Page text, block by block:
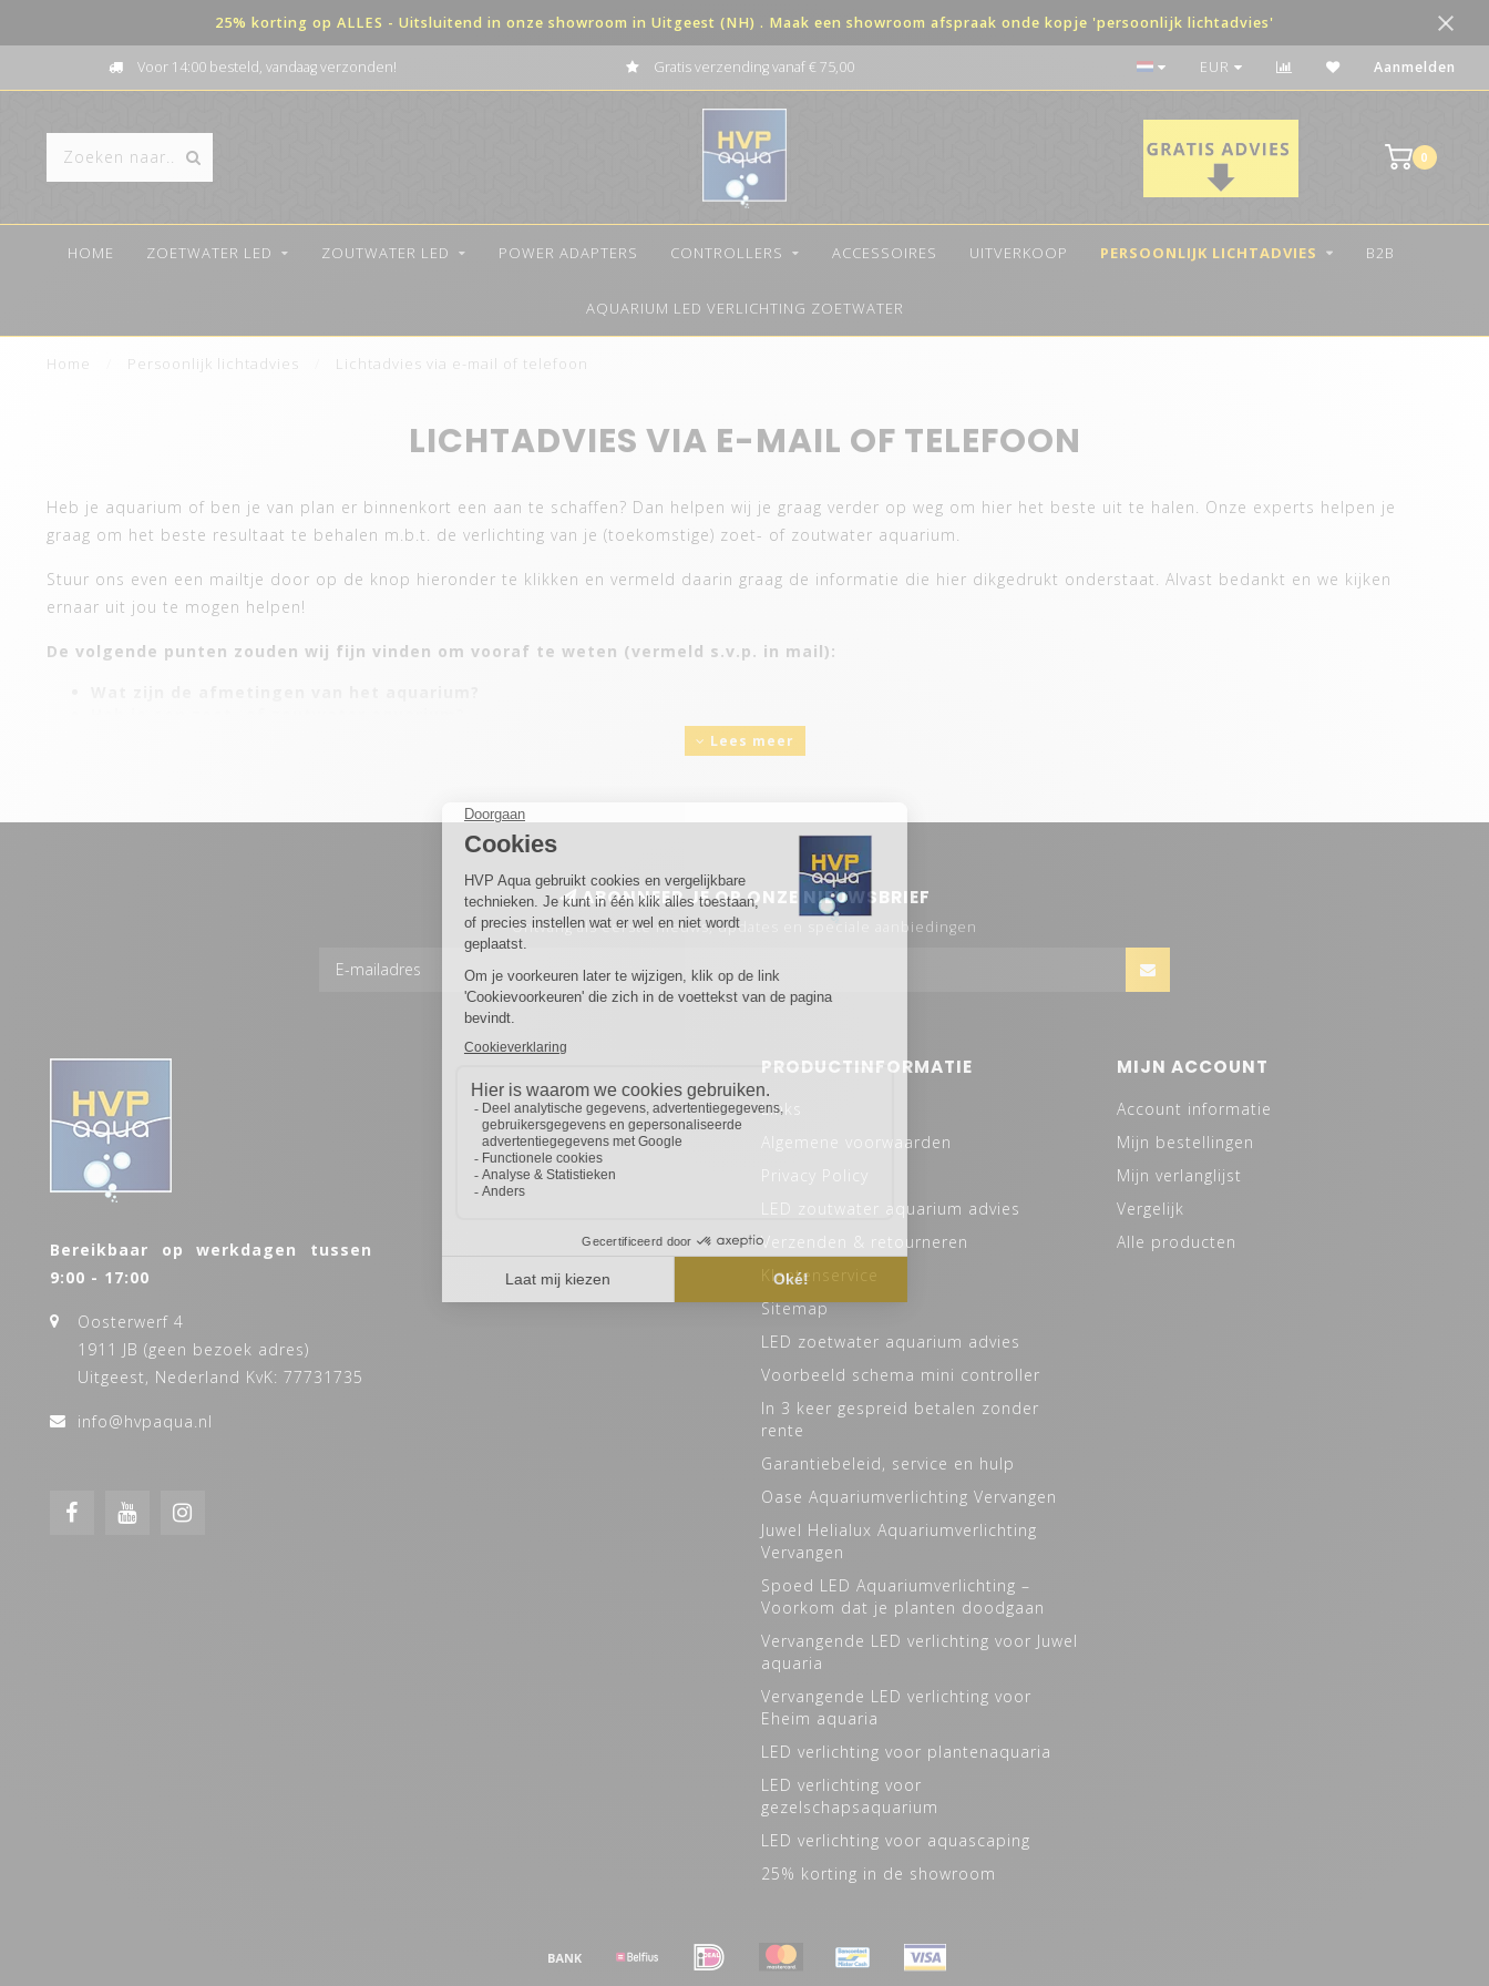
25% korting op ALLES - Uitsluitend in onze showroom in Uitgeest (NH) . Maak een showroom afspraak onde kopje 'persoonlijk lichtadvies'
Voor 14:00 besteld, vandaag verzonden! Gratis verzending vanaf € 75,00 Betaal in 3 termijnen met 0% rente
EUR Aanmelden
0
HOME ZOETWATER LED ZOUTWATER LED POWER ADAPTERS CONTROLLERS ACCESSOIRES UITVERKOOP PERSOONLIJK LICHTADVIES B2B
AQUARIUM LED VERLICHTING ZOETWATER
Home Persoonlijk lichtadvies Lichtadvies via e-mail of telefoon
LICHTADVIES VIA E-MAIL OF TELEFOON
Heb je aquarium of ben je van plan er binnenkort een aan te schaffen? Dan helpen wij je graag verder op weg om hier het beste uit te halen. Onze experts helpen je
graag om het beste resultaat te behalen m.b.t. de verlichting van je (toekomstige) zoet- of zoutwater aquarium.
Stuur ons even een mailtje door op de knop hieronder te klikken en vermeld daarin graag de informatie die hier dikgedrukt onderstaat. Alvast bedankt en we kijken
ernaar uit jou te mogen helpen!
De volgende punten zouden wij fijn vinden om vooraf te weten (vermeld s.v.p. in mail):
Lees meer
ABONNEER JE OP ONZE NIEUWSBRIEF
Ontvang als eerste nieuws, updates en speciale aanbiedingen
Bereikbaar op werkdagen tussen
9:00 - 17:00
Oosterwerf 4
1911 JB (geen bezoek adres)
Uitgeest, Nederland KvK: 77731735
info@hvpaqua.nl
PRODUCTINFORMATIE
Links
Algemene voorwaarden
Privacy Policy
LED zoutwater aquarium advies
Verzenden & retourneren
Klantenservice
Sitemap
LED zoetwater aquarium advies
Voorbeeld schema mini controller
In 3 keer gespreid betalen zonder
rente
Garantiebeleid, service en hulp
Oase Aquariumverlichting Vervangen
Juwel Helialux Aquariumverlichting
Vervangen
Spoed LED Aquariumverlichting –
Voorkom dat je planten doodgaan
Vervangende LED verlichting voor Juwel
aquaria
Vervangende LED verlichting voor
Eheim aquaria
LED verlichting voor plantenaquaria
LED verlichting voor
gezelschapsaquarium
LED verlichting voor aquascaping
25% korting in de showroom
MIJN ACCOUNT
Account informatie
Mijn bestellingen
Mijn verlanglijst
Vergelijk
Alle producten